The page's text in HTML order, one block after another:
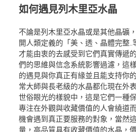
如何遇見列木里亞水晶
不論是列木里亞水晶或是其他晶礦
開人類定義的「美、透、晶體完整..
才能由衷的去感受到它們真實傳遞
們的思維與信念系統影響過濾，這
的遇見與你真正有緣並且能支持你
常大師與長老級的水晶都化現在外
世俗眼光的樣貌中，這是它們一種
專注在外觀與收藏價值的人會繞道
機會遇到真正要服務的對象，當然
量，高品質具有收藏價值的水晶，